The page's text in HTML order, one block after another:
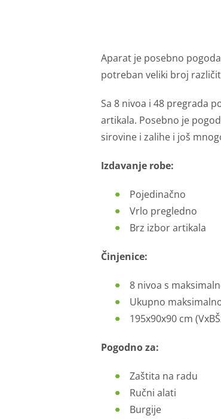
Aparat je posebno
potreban veliki broj
Sa 8 nivoa i 48 pregrada
artikala. Posebno je
sirovine i zalihe i još
Izdavanje robe:
Pojedinačno
Vrlo pregledno
Brz izbor artikala
Činjenice:
8 nivoa s
Ukupno
195x90x90 cm
Pogodno za:
Zaštita na radu
Ručni alati
Burgije